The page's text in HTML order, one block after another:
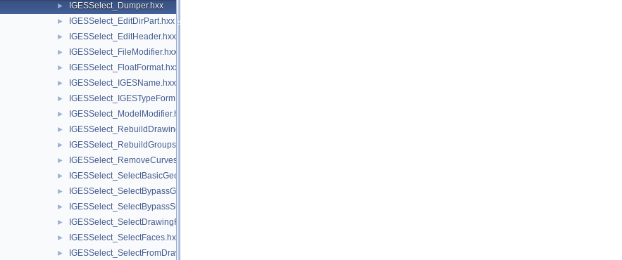
► IGESSelect_Dumper.hxx
► IGESSelect_EditDirPart.hxx
► IGESSelect_EditHeader.hxx
► IGESSelect_FileModifier.hxx
► IGESSelect_FloatFormat.hxx
► IGESSelect_IGESName.hxx
► IGESSelect_IGESTypeForm.hxx
► IGESSelect_ModelModifier.hxx
► IGESSelect_RebuildDrawings.hxx
► IGESSelect_RebuildGroups.hxx
► IGESSelect_RemoveCurves.hxx
► IGESSelect_SelectBasicGeom.hxx
► IGESSelect_SelectBypassGroup.hxx
► IGESSelect_SelectBypassSubfigure.hxx
► IGESSelect_SelectDrawingFrom.hxx
► IGESSelect_SelectFaces.hxx
► IGESSelect_SelectFromDrawing.hxx